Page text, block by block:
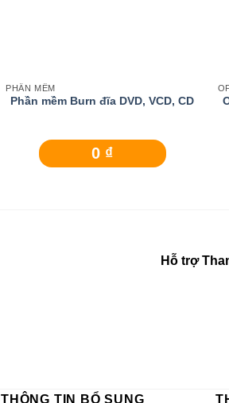
PHẦN MỀM
Phần mềm Burn đĩa DVD, VCD, CD
0 ₫
Hỗ trợ
THÔNG TIN BỔ SUNG